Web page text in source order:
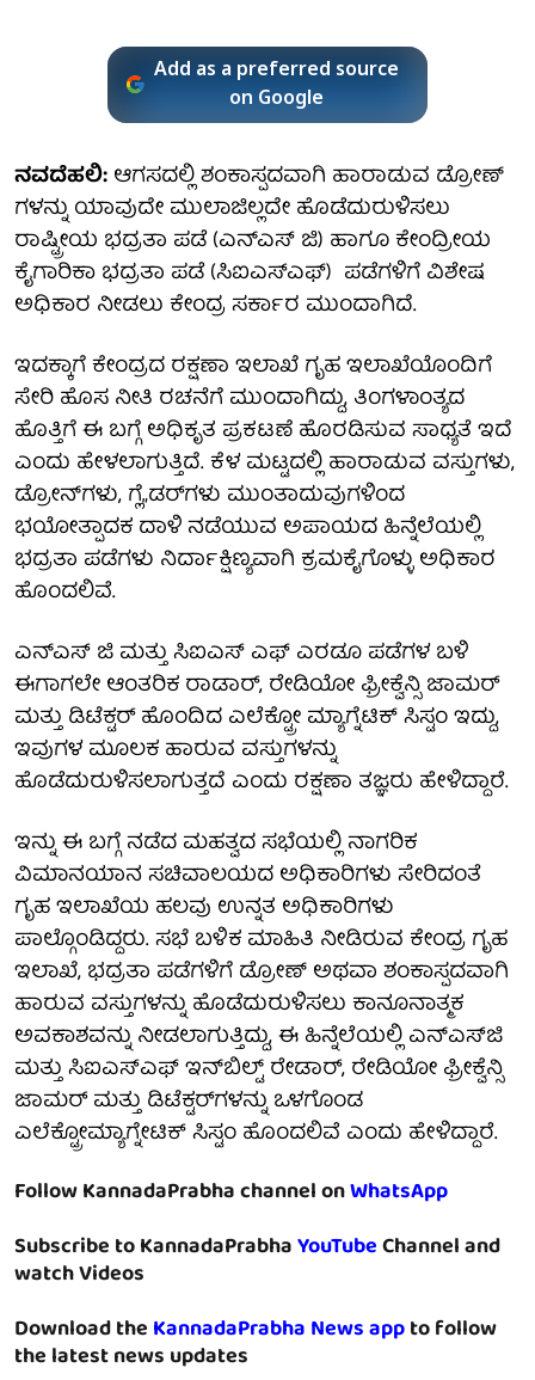
Add as a preferred source
on Google
ನವದೆಹಲಿ:ಆಗಸದಲ್ಲಿ ಶಂಕಾಸ್ಪದವಾಗಿ ಹಾರಾಡುವ ಡ್ರೋಣ್
ಗಳನ್ನು ಯಾವುದೇ ಮುಲಾಜಿಲ್ಲದೇ ಹೊಡೆದುರುಳಿಸಲು
ರಾಷ್ಟ್ರೀಯ ಭದ್ರತಾ ಪಡೆ (ಎನ್ಎಸ್ ಜಿ) ಹಾಗೂ ಕೇಂದ್ರೀಯ
ಕೈಗಾರಿಕಾ ಭದ್ರತಾ ಪಡೆ (ಸಿಐಎಸ್ಎಫ್) ಪಡೆಗಳಿಗೆ ವಿಶೇಷ
ಅಧಿಕಾರ ನೀಡಲು ಕೇಂದ್ರ ಸರ್ಕಾರ ಮುಂದಾಗಿದೆ.
ಇದಕ್ಕಾಗೆ ಕೇಂದ್ರದ ರಕ್ಷಣಾ ಇಲಾಖೆ ಗೃಹ ಇಲಾಖೆಯೊಂದಿಗೆ
ಸೇರಿ ಹೊಸ ನೀತಿ ರಚನೆಗೆ ಮುಂದಾಗಿದ್ದು, ತಿಂಗಳಾಂತ್ಯದ
ಹೊತ್ತಿಗೆ ಈ ಬಗ್ಗೆ ಅಧಿಕೃತ ಪ್ರಕಟಣೆ ಹೊರಡಿಸುವ ಸಾಧ್ಯತೆ ಇದೆ
ಎಂದು ಹೇಳಲಾಗುತ್ತಿದೆ. ಕೆಳ ಮಟ್ಟದಲ್ಲಿ ಹಾರಾಡುವ ವಸ್ತುಗಳು,
ಡ್ರೋನ್‌ಗಳು, ಗ್ಲೆ„ಡರ್‌ಗಳು ಮುಂತಾದುವುಗಳಿಂದ
ಭಯೋತ್ಪಾದಕ ದಾಳಿ ನಡೆಯುವ ಅಪಾಯದ ಹಿನ್ನೆಲೆಯಲ್ಲಿ
ಭದ್ರತಾ ಪಡೆಗಳು ನಿರ್ದಾಕ್ಷಿಣ್ಯವಾಗಿ ಕ್ರಮಕೈಗೊಳ್ಳು ಅಧಿಕಾರ
ಹೊಂದಲಿವೆ.
ಎನ್ಎಸ್ ಜಿ ಮತ್ತು ಸಿಐಎಸ್ ಎಫ್ ಎರಡೂ ಪಡೆಗಳ ಬಳಿ
ಈಗಾಗಲೇ ಆಂತರಿಕ ರಾಡಾರ್‌, ರೇಡಿಯೋ ಫ್ರೀಕ್ವೆನ್ಸಿ ಜಾಮರ್‌
ಮತ್ತು ಡಿಟೆಕ್ಟರ್‌ ಹೊಂದಿದ ಎಲೆಕ್ಟ್ರೋ ಮ್ಯಾಗ್ನೆಟಿಕ್‌ ಸಿಸ್ಟಂ ಇದ್ದು,
ಇವುಗಳ ಮೂಲಕ ಹಾರುವ ವಸ್ತುಗಳನ್ನು
ಹೊಡೆದುರುಳಿಸಲಾಗುತ್ತದೆ ಎಂದು ರಕ್ಷಣಾ ತಜ್ಞರು ಹೇಳಿದ್ದಾರೆ.
ಇನ್ನು ಈ ಬಗ್ಗೆ ನಡೆದ ಮಹತ್ವದ ಸಭೆಯಲ್ಲಿ ನಾಗರಿಕ
ವಿಮಾನಯಾನ ಸಚಿವಾಲಯದ ಅಧಿಕಾರಿಗಳು ಸೇರಿದಂತೆ
ಗೃಹ ಇಲಾಖೆಯ ಹಲವು ಉನ್ನತ ಅಧಿಕಾರಿಗಳು
ಪಾಲ್ಗೊಂಡಿದ್ದರು. ಸಭೆ ಬಳಿಕ ಮಾಹಿತಿ ನೀಡಿರುವ ಕೇಂದ್ರ ಗೃಹ
ಇಲಾಖೆ, ಭದ್ರತಾ ಪಡೆಗಳಿಗೆ ಡ್ರೋಣ್ ಅಥವಾ ಶಂಕಾಸ್ಪದವಾಗಿ
ಹಾರುವ ವಸ್ತುಗಳನ್ನು ಹೊಡೆದುರುಳಿಸಲು ಕಾನೂನಾತ್ಮಕ
ಅವಕಾಶವನ್ನು ನೀಡಲಾಗುತ್ತಿದ್ದು, ಈ ಹಿನ್ನೆಲೆಯಲ್ಲಿ ಎನ್​ಎಸ್​ಜಿ
ಮತ್ತು ಸಿಐಎಸ್​ಎಫ್ ಇನ್​ಬಿಲ್ಟ್ ರೇಡಾರ್, ರೇಡಿಯೋ ಫ್ರೀಕ್ವೆನ್ಸಿ
ಜಾಮರ್ ಮತ್ತು ಡಿಟೆಕ್ಟರ್​ಗಳನ್ನು ಒಳಗೊಂಡ
ಎಲೆಕ್ಟ್ರೋಮ್ಯಾಗ್ನೇಟಿಕ್ ಸಿಸ್ಟಂ ಹೊಂದಲಿವೆ ಎಂದು ಹೇಳಿದ್ದಾರೆ.
Follow KannadaPrabha channel onWhatsApp
Subscribe to KannadaPrabhaYouTubeChannel and
watch Videos
Download theKannadaPrabha News appto follow
the latest news updates